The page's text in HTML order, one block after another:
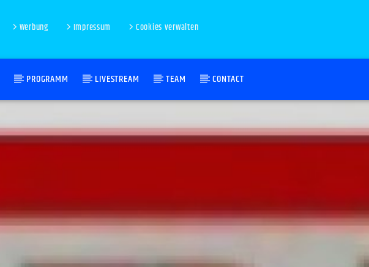
Werbung Impressum Cookies verwalten
PROGRAMM LIVESTREAM TEAM CONTACT